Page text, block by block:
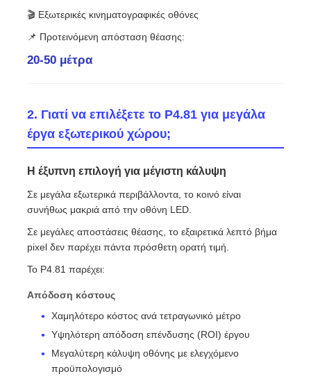
🎬 Εξωτερικές κινηματογραφικές οθόνες
📌 Προτεινόμενη απόσταση θέασης:
20-50 μέτρα
2. Γιατί να επιλέξετε το P4.81 για μεγάλα
έργα εξωτερικού χώρου;
Η έξυπνη επιλογή για μέγιστη κάλυψη
Σε μεγάλα εξωτερικά περιβάλλοντα, το κοινό είναι
συνήθως μακριά από την οθόνη LED.
Σε μεγάλες αποστάσεις θέασης, το εξαιρετικά λεπτό βήμα
pixel δεν παρέχει πάντα πρόσθετη ορατή τιμή.
Το P4.81 παρέχει:
Απόδοση κόστους
Χαμηλότερο κόστος ανά τετραγωνικό μέτρο
Υψηλότερη απόδοση επένδυσης (ROI) έργου
Μεγαλύτερη κάλυψη οθόνης με ελεγχόμενο
προϋπολογισμό